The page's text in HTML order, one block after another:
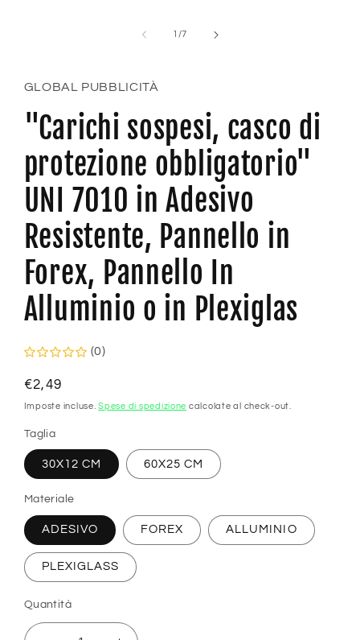
/su
7
GLOBAL PUBBLICITÀ
"Carichi sospesi, casco di
protezione obbligatorio"
UNI 7010 in Adesivo
Resistente, Pannello in
Forex, Pannello In
Alluminio o in Plexiglas
(0)
Prezzo
di
€2,49
Imposte incluse.Spese di spedizione calcolate al check-out.
Taglia
30X12 CM 60X25 CM
Materiale
ADESIVO FOREX ALLUMINIO
PLEXIGLASS
Quantità